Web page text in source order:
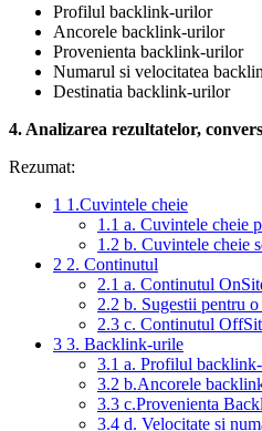
Profilul backlink-urilor
Ancorele backlink-urilor
Provenienta backlink-urilor
Numarul si velocitatea
Destinatia backlink-urilor
4. Analizarea rezultatelor,
Rezumat:
1 1.Cuvintele cheie
1.1 a. Cuvintele cheie
1.2 b. Cuvintele cheie
2 2. Continutul
2.1 a. Continutul
2.2 b. Sugestii pentru
2.3 c. Continutul
3 3. Backlink-urile
3.1 a. Profilul
3.2 b.Ancorele
3.3 c.Provenienta
3.4 d. Velocitate si